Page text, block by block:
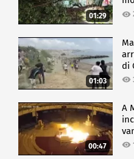
01:29
01:03
di
00:47
A